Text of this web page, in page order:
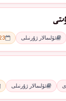
ئۆلىمالار ژۇرنىلى
ئۆلىمالار ژۇرنىلى